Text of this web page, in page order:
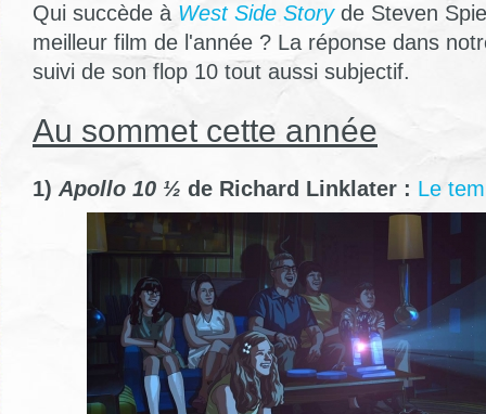
Qui succède à West Side Storyde Steven
meilleur film de l'année ? La réponse dans
suivi de son flop 10 tout aussi subjectif.
Au sommet cette année
1) Apollo 10 ½ de Richard Linklater : Le